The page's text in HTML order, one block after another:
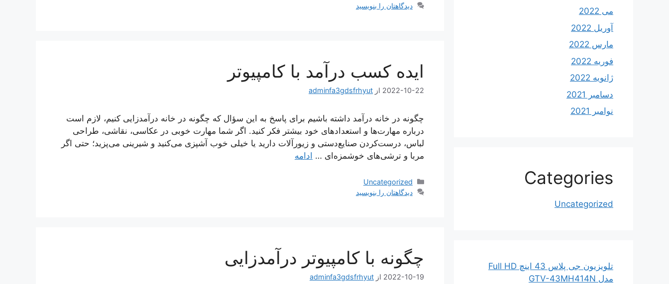
دیدگاهتان را بنویسید
ایده کسب درآمد با کامپیوتر
2022-10-22 از adminfa3gdsfrhyut
چگونه در خانه درآمد داشته باشیم برای پاسخ به این سؤال که چگونه در خانه درآمدزایی کنیم، لازم است
درباره مهارت‌ها و استعدادهای خود بیشتر فکر کنید. اگر شما مهارت خوبی در عکاسی، نقاشی، طراحی
لباس، درست‌کردن صنایع‌دستی و زیورآلات دارید یا خیلی خوب آشپزی می‌کنید و شیرینی می‌پزید؛ حتی اگر
مربا و ترشی‌های خوشمزه‌ای … ادامه
دسته‌ها
Uncategorized
دیدگاهتان را بنویسید
چگونه با کامپیوتر درآمدزایی
2022-10-19 از adminfa3gdsfrhyut
می 2022
آوریل 2022
مارس 2022
فوریه 2022
ژانویه 2022
دسامبر 2021
نوامبر 2021
Categories
Uncategorized
تلویزیون جی پلاس 43 اینچ Full HD
مدل GTV-43MH414N